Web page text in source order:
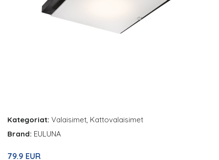
Kategoriat: Valaisimet, Kattovalaisimet
Brand: EULUNA
79.9 EUR